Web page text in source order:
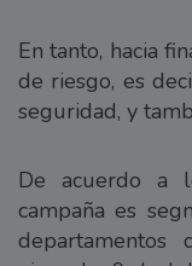
En tanto, hacia
de riesgo, es
seguridad, y
De acuerdo a
campaña es